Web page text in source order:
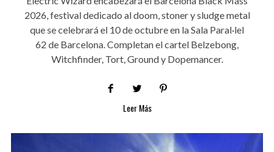
2026, festival dedicado al doom, stoner y sludge metal
que se celebrará el 10 de octubre en la Sala Paral·lel
62 de Barcelona. Completan el cartel Belzebong,
Witchfinder, Tort, Ground y Dopemancer.
Leer Más